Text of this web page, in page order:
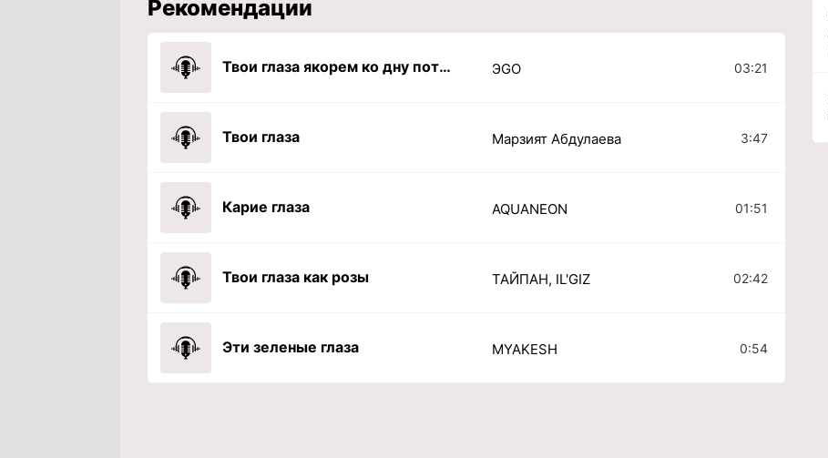
Рекомендации
Твои глаза якорем ко дну потянут ЭGO 03:21
Твои глаза Марзият Абдулаева 3:47
Карие глаза AQUANEON 01:51
Твои глаза как розы ТАЙПАН, IL'GIZ 02:42
Эти зеленые глаза MYAKESH 0:54